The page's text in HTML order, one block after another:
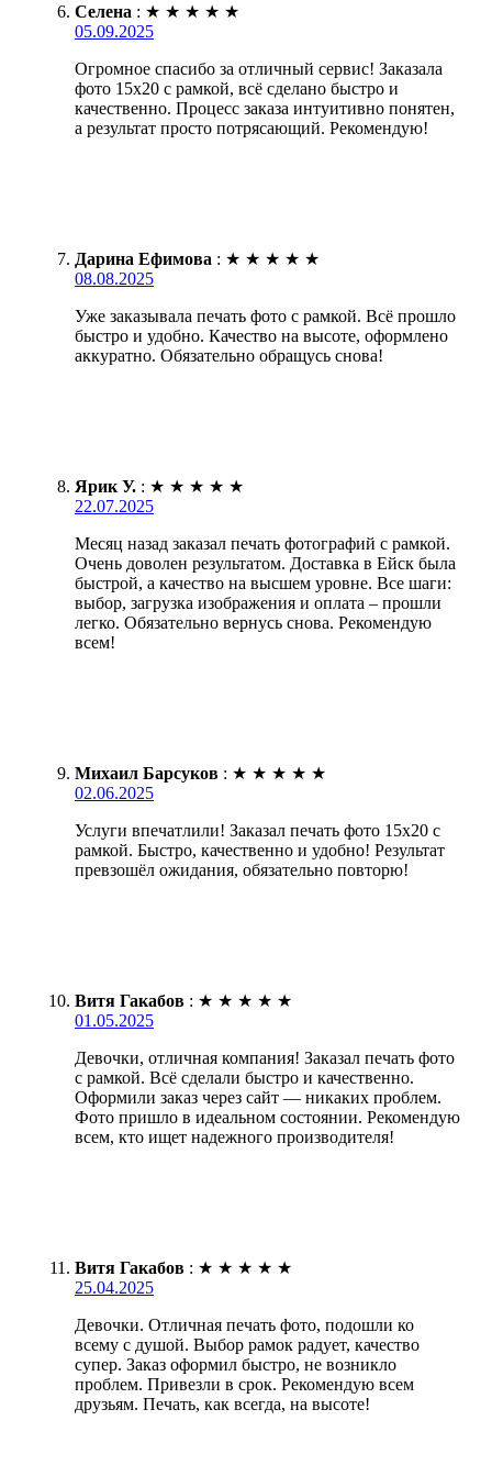
Селена : ★ ★ ★ ★ ★
05.09.2025
Огромное спасибо за отличный сервис! Заказала
фото 15х20 с рамкой, всё сделано быстро и
качественно. Процесс заказа интуитивно понятен,
а результат просто потрясающий. Рекомендую!
Дарина Ефимова : ★ ★ ★ ★ ★
08.08.2025
Уже заказывала печать фото с рамкой. Всё прошло
быстро и удобно. Качество на высоте, оформлено
аккуратно. Обязательно обращусь снова!
Ярик У. : ★ ★ ★ ★ ★
22.07.2025
Месяц назад заказал печать фотографий с рамкой.
Очень доволен результатом. Доставка в Ейск была
быстрой, а качество на высшем уровне. Все шаги:
выбор, загрузка изображения и оплата – прошли
легко. Обязательно вернусь снова. Рекомендую
всем!
Михаил Барсуков : ★ ★ ★ ★ ★
02.06.2025
Услуги впечатлили! Заказал печать фото 15х20 с
рамкой. Быстро, качественно и удобно! Результат
превзошёл ожидания, обязательно повторю!
Витя Гакабов : ★ ★ ★ ★ ★
01.05.2025
Девочки, отличная компания! Заказал печать фото
с рамкой. Всё сделали быстро и качественно.
Оформили заказ через сайт — никаких проблем.
Фото пришло в идеальном состоянии. Рекомендую
всем, кто ищет надежного производителя!
Витя Гакабов : ★ ★ ★ ★ ★
25.04.2025
Девочки. Отличная печать фото, подошли ко
всему с душой. Выбор рамок радует, качество
супер. Заказ оформил быстро, не возникло
проблем. Привезли в срок. Рекомендую всем
друзьям. Печать, как всегда, на высоте!